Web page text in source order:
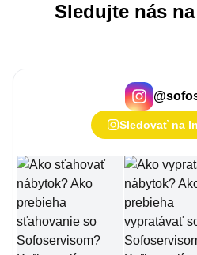
Sledujte nás
@
Sledovať na